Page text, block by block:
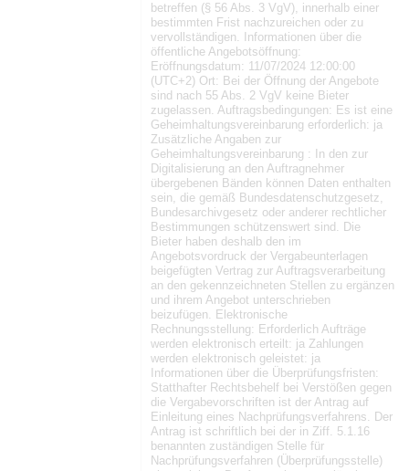
betreffen (§ 56 Abs. 3 VgV), innerhalb einer
bestimmten Frist nachzureichen oder zu
vervollständigen. Informationen über die
öffentliche Angebotsöffnung:
Eröffnungsdatum: 11/07/2024 12:00:00
(UTC+2) Ort: Bei der Öffnung der Angebote
sind nach 55 Abs. 2 VgV keine Bieter
zugelassen. Auftragsbedingungen: Es ist eine
Geheimhaltungsvereinbarung erforderlich: ja
Zusätzliche Angaben zur
Geheimhaltungsvereinbarung : In den zur
Digitalisierung an den Auftragnehmer
übergebenen Bänden können Daten enthalten
sein, die gemäß Bundesdatenschutzgesetz,
Bundesarchivgesetz oder anderer rechtlicher
Bestimmungen schützenswert sind. Die
Bieter haben deshalb den im
Angebotsvordruck der Vergabeunterlagen
beigefügten Vertrag zur Auftragsverarbeitung
an den gekennzeichneten Stellen zu ergänzen
und ihrem Angebot unterschrieben
beizufügen. Elektronische
Rechnungsstellung: Erforderlich Aufträge
werden elektronisch erteilt: ja Zahlungen
werden elektronisch geleistet: ja
Informationen über die Überprüfungsfristen:
Statthafter Rechtsbehelf bei Verstößen gegen
die Vergabevorschriften ist der Antrag auf
Einleitung eines Nachprüfungsverfahrens. Der
Antrag ist schriftlich bei der in Ziff. 5.1.16
benannten zuständigen Stelle für
Nachprüfungsverfahren (Überprüfungsstelle)